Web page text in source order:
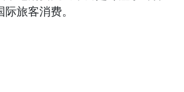
旅客消费。